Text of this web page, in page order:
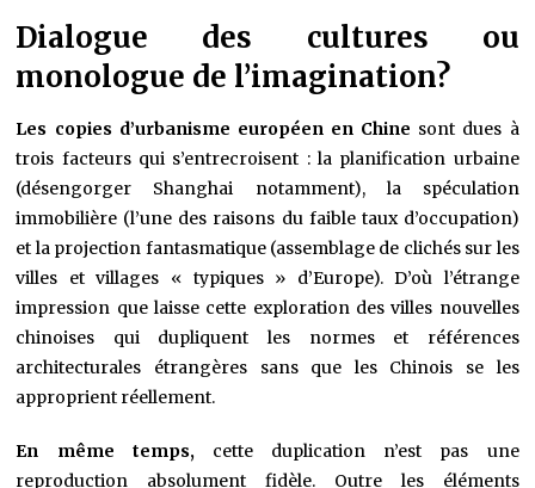
Dialogue des cultures ou
monologue de l’imagination?
Les copies d’urbanisme européen en Chine sont dues à
trois facteurs qui s’entrecroisent : la planification urbaine
(désengorger Shanghai notamment), la spéculation
immobilière (l’une des raisons du faible taux d’occupation)
et la projection fantasmatique (assemblage de clichés sur les
villes et villages « typiques » d’Europe). D’où l’étrange
impression que laisse cette exploration des villes nouvelles
chinoises qui dupliquent les normes et références
architecturales étrangères sans que les Chinois se les
approprient réellement.
En même temps, cette duplication n’est pas une
reproduction absolument fidèle. Outre les éléments